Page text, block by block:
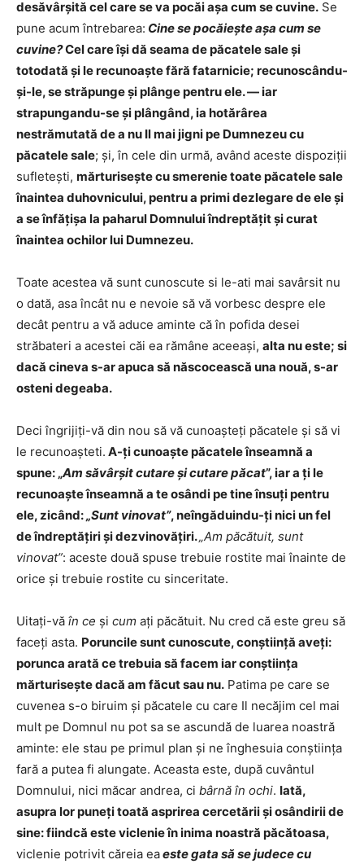
desăvârşită cel care se va pocăi aşa cum se cuvine. Se
pune acum întrebarea: Cine se pocăieşte aşa cum se
cuvine?Cel care îşi dă seama de păcatele sale şi
totodată şi le recunoaşte fără fatarnicie; recunoscându-
şi-le, se străpunge şi plânge pentru ele. — iar
strapungandu-se şi plângând, ia hotărârea
nestrămutată de a nu Il mai jigni pe Dumnezeu cu
păcatele sale; şi, în cele din urmă, având aceste dispoziţii
sufleteşti, mărturiseşte cu smerenie toate păcatele sale
înaintea duhovnicului, pentru a primi dezlegare de ele şi
a se înfăţişa la paharul Domnului îndreptăţit şi curat
înaintea ochilor lui Dumnezeu.
Toate acestea vă sunt cunoscute si le-ati mai savârsit nu
o dată, asa încât nu e nevoie să vă vorbesc despre ele
decât pentru a vă aduce aminte că în pofida desei
străbateri a acestei căi ea rămâne aceeaşi, alta nu este; si
dacă cineva s-ar apuca să născocească una nouă, s-ar
osteni degeaba.
Deci îngrijiţi-vă din nou să vă cunoaşteţi păcatele şi să vi
le recunoaşteti. A-ţi cunoaşte păcatele înseamnă a
spune: „Am săvârşit cutare şi cutare păcat”, iar a ţi le
recunoaşte înseamnă a te osândi pe tine însuţi pentru
ele, zicând:„Sunt vinovat”, neîngăduindu-ţi nici un fel
de îndreptăţiri şi dezvinovăţiri.„Am păcătuit, sunt
vinovat”: aceste două spuse trebuie rostite mai înainte de
orice şi trebuie rostite cu sinceritate.
Uitaţi-vă în ce şi cum aţi păcătuit. Nu cred că este greu să
faceţi asta. Poruncile sunt cunoscute, conştiinţă aveţi:
porunca arată ce trebuia să facem iar conştiinţa
mărturiseşte dacă am făcut sau nu. Patima pe care se
cuvenea s-o biruim şi păcatele cu care Il necăjim cel mai
mult pe Domnul nu pot sa se ascundă de luarea noastră
aminte: ele stau pe primul plan şi ne înghesuia conştiinţa
fară a putea fi alungate. Aceasta este, după cuvântul
Domnului, nici măcar andrea, ci bârnă în ochi. Iată,
asupra lor puneţi toată asprirea cercetării şi osândirii de
sine: fiindcă este viclenie în inima noastră păcătoasa,
viclenie potrivit căreia eaeste gata să se judece cu